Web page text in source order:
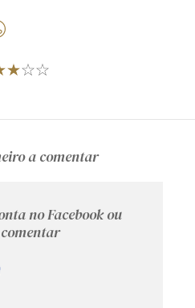
a comentar
no Facebook ou